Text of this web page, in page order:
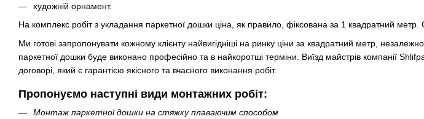
художній орнамент.
На комплекс робіт з укладання паркетної дошки ціна, як правило, фіксована за 1 квадратний
Ми готові запропонувати кожному клієнту найвигідніші на ринку ціни за квадратний метр,
паркетної дошки буде виконано професійно та в найкоротші терміни. Виїзд майстрів компанії
договорі, який є гарантією якісного та вчасного виконання робіт.
Пропонуємо наступні види монтажних робіт:
Монтаж паркетної дошки на стяжку плаваючим способом